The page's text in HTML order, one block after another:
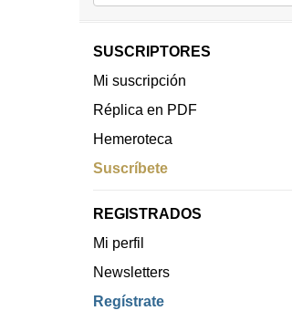
SUSCRIPTORES
Mi suscripción
Réplica en PDF
Hemeroteca
Suscríbete
REGISTRADOS
Mi perfil
Newsletters
Regístrate